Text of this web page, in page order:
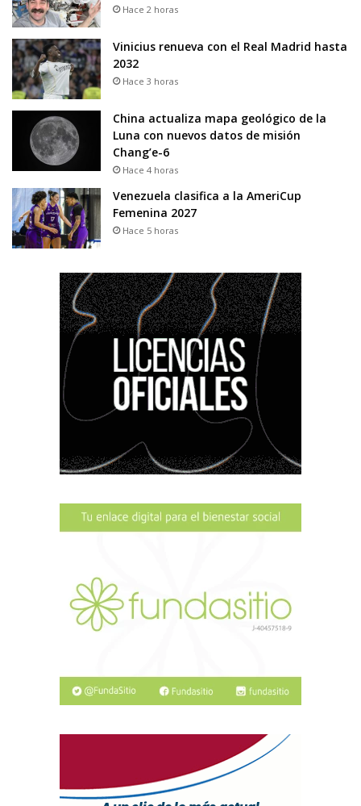
Hace 2 horas
Vinicius renueva con el Real Madrid hasta
2032
Hace 3 horas
China actualiza mapa geológico de la
Luna con nuevos datos de misión
Chang’e-6
Hace 4 horas
Venezuela clasifica a la AmeriCup
Femenina 2027
Hace 5 horas